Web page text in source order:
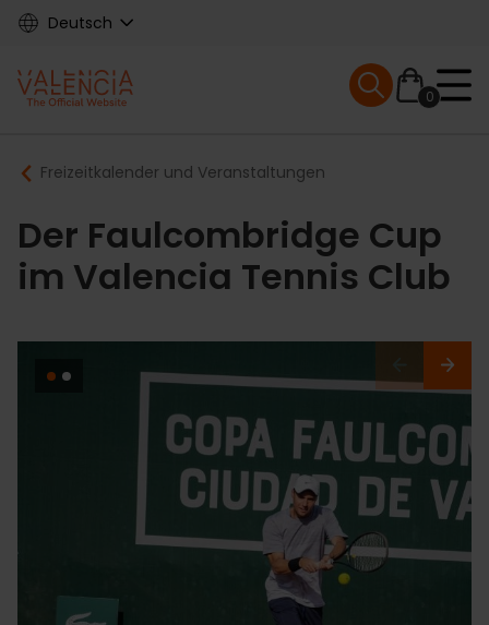
Skip
content
Deutsch
Main
navigation
0
Mobile menu
Breadcrumb
Freizeitkalender und Veranstaltungen
Der Faulcombridge Cup
im Valencia Tennis Club